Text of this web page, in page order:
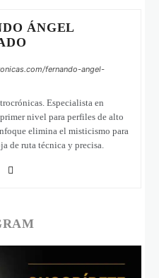
ÁNGEL
fernando-angel-
Especialista en
nivel para perfiles de alto
elimina el misticismo para
de ruta técnica y precisa.